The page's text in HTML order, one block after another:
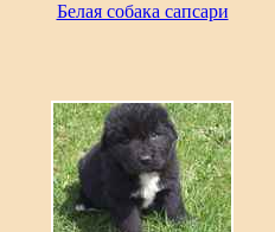
Белая собака сапсари